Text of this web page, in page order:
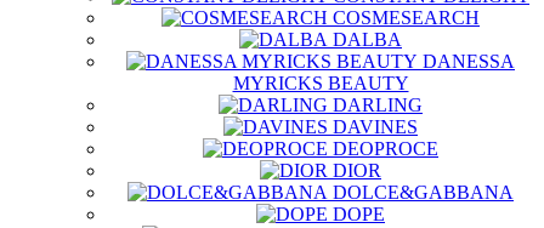
COSMESEARCH
DALBA
DANESSA
MYRICKS BEAUTY
DARLING
DAVINES
DEOPROCE
DIOR
DOLCE&GABBANA
DOPE